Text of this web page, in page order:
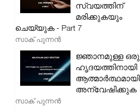
സ്വയത്തിന്
മരിക്കുകയും
ചെയ്യുക - Part 7
സാക് പുന്നൻ
ജ്ഞാനമുള്ള ഒരു
ഹൃദയത്തിനായി
ആത്മാർത്ഥമായി
അന്വേഷിക്കുക
സാക് പുന്നൻ